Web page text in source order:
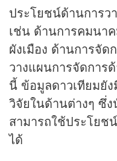
ประโยชน์ด้านการว
เช่น ด้านการคมนา
ผังเมือง ด้านการจัด
วางแผนการจัดกา
นี้ ข้อมูลดาวเทียมยั
วิจัยในด้านต่างๆ ซึ่
สามารถใช้ประโยช
ได้